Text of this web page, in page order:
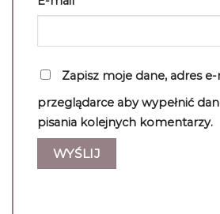
Zapisz moje dane, adres
przeglądarce aby wypełnić
pisania kolejnych komentarzy.